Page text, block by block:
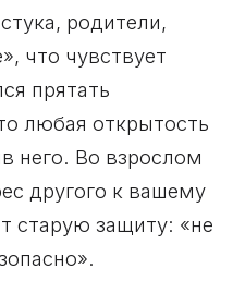
родители,
что чувствует
прятать
любая открытость
него. Во взрослом
другого к вашему
старую защиту: «не